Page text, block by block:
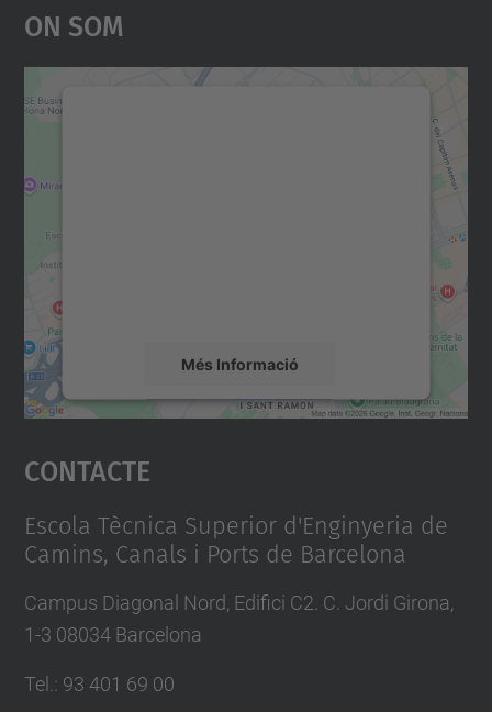
On Som
Més Informació
Accepta
powered by
Contacte
Escola Tècnica Superior d'Enginyeria de
Camins, Canals i Ports de Barcelona
Campus Diagonal Nord, Edifici C2. C. Jordi Girona,
1-3 08034 Barcelona
Tel.: 93 401 69 00